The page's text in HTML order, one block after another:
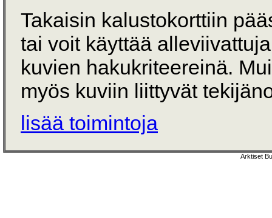
Takaisin kalustokorttiin
tai voit käyttää
kuvien hakukriteereinä.
myös kuviin liittyvät
lisää toimintoja
Arktiset